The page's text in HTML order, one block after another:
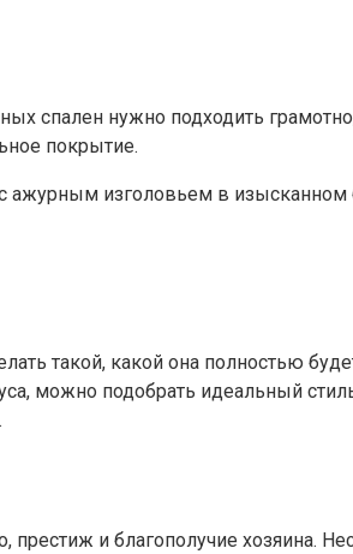
спален нужно подходить
покрытие.
ажурным изголовьем в изысканном
такой, какой она полностью
можно подобрать идеальный
и благополучие хозяина.